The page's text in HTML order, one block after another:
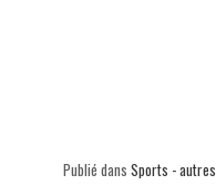
Publié dans Sports - autres